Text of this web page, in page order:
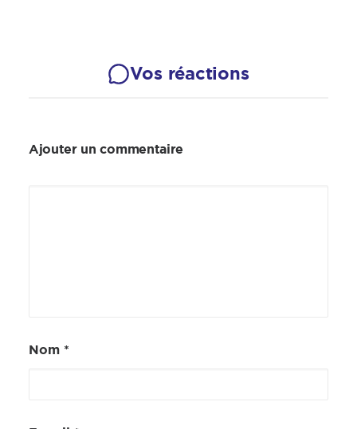
Vos réactions
Ajouter un commentaire
Nom *